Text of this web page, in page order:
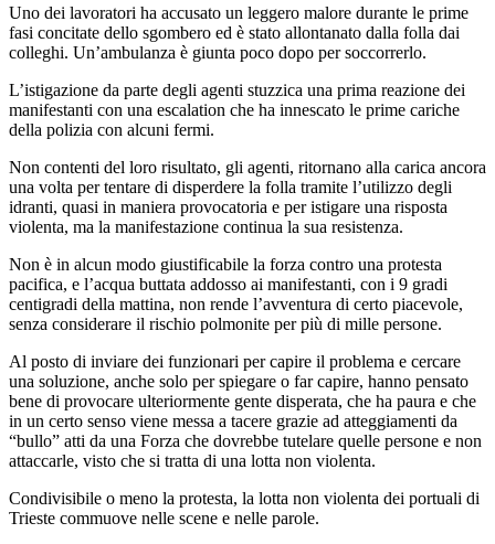
Uno dei lavoratori ha accusato un leggero malore durante le prime
fasi concitate dello sgombero ed è stato allontanato dalla folla dai
colleghi. Un’ambulanza è giunta poco dopo per soccorrerlo.
L’istigazione da parte degli agenti stuzzica una prima reazione dei
manifestanti con una escalation che ha innescato le prime cariche
della polizia con alcuni fermi.
Non contenti del loro risultato, gli agenti, ritornano alla carica ancora
una volta per tentare di disperdere la folla tramite l’utilizzo degli
idranti, quasi in maniera provocatoria e per istigare una risposta
violenta, ma la manifestazione continua la sua resistenza.
Non è in alcun modo giustificabile la forza contro una protesta
pacifica, e l’acqua buttata addosso ai manifestanti, con i 9 gradi
centigradi della mattina, non rende l’avventura di certo piacevole,
senza considerare il rischio polmonite per più di mille persone.
Al posto di inviare dei funzionari per capire il problema e cercare
una soluzione, anche solo per spiegare o far capire, hanno pensato
bene di provocare ulteriormente gente disperata, che ha paura e che
in un certo senso viene messa a tacere grazie ad atteggiamenti da
“bullo” atti da una Forza che dovrebbe tutelare quelle persone e non
attaccarle, visto che si tratta di una lotta non violenta.
Condivisibile o meno la protesta, la lotta non violenta dei portuali di
Trieste commuove nelle scene e nelle parole.